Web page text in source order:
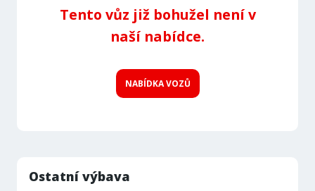
Tento vůz již bohužel není v
naší nabídce.
NABÍDKA VOZŮ
Ostatní výbava